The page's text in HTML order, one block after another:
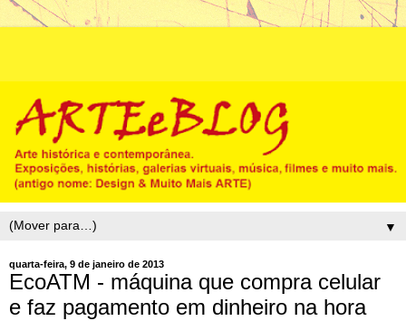
▼
quarta-feira, 9 de janeiro de 2013
EcoATM - máquina que compra celular
e faz pagamento em dinheiro na hora